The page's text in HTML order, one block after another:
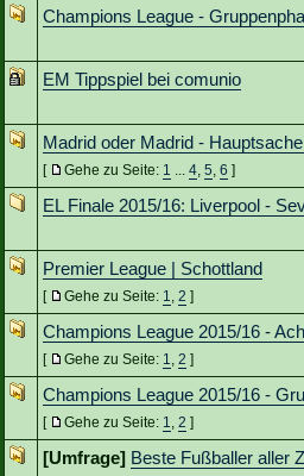
Champions League -
EM Tippspiel bei comunio
Madrid oder Madrid -
[ Gehe zu Seite: 1 ... 4, 5, 6 ]
EL Finale 2015/16: Liverpool -
Premier League | Schottland
[ Gehe zu Seite: 1, 2 ]
Champions League 2015/16 -
[ Gehe zu Seite: 1, 2 ]
Champions League 2015/16 -
[ Gehe zu Seite: 1, 2 ]
[Umfrage] Beste Fußballer aller